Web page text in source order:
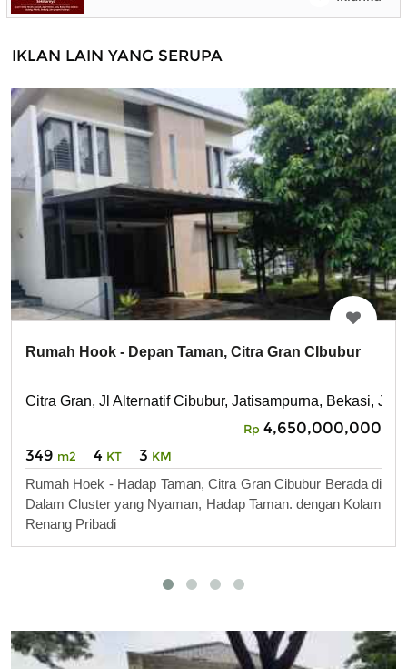
IKLAN LAIN YANG SERUPA
Rumah Hook - Depan Taman, Citra Gran CIbubur
Citra Gran, Jl Alternatif Cibubur, Jatisampurna, Bekasi,
Rp 4,650,000,000
349 m2 4 KT 3 KM
Rumah Hoek - Hadap Taman, Citra Gran Cibubur Berada di
Dalam Cluster yang Nyaman, Hadap Taman. dengan Kolam
Renang Pribadi